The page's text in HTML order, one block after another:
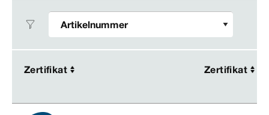
Zertifikat Zertifikat
Zertifikat Zertifikat